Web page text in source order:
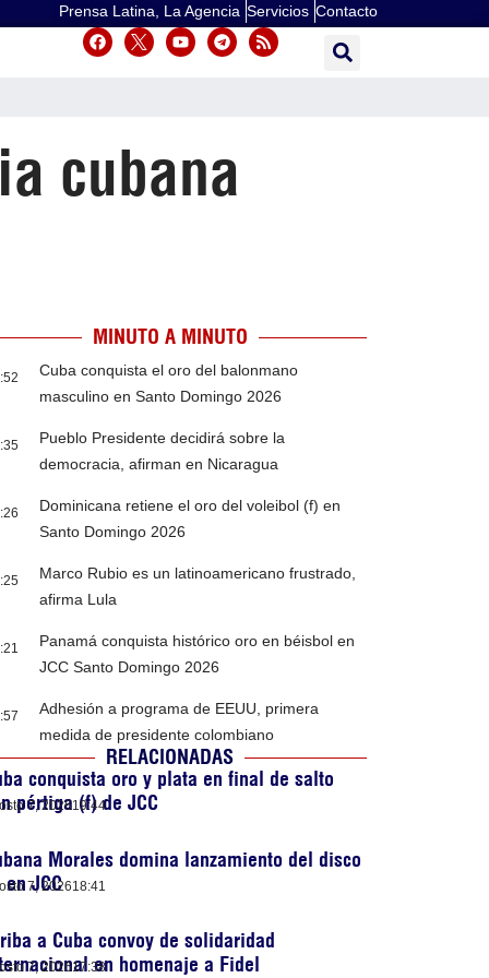
Prensa Latina, La Agencia Servicios Contacto
cubana
MINUTO A MINUTO
Cuba conquista el oro del balonmano
masculino en Santo Domingo 2026
Pueblo Presidente decidirá sobre la
democracia, afirman en Nicaragua
Dominicana retiene el oro del voleibol (f) en
Santo Domingo 2026
Marco Rubio es un latinoamericano frustrado,
afirma Lula
Panamá conquista histórico oro en béisbol en
JCC Santo Domingo 2026
Adhesión a programa de EEUU, primera
medida de presidente colombiano
RELACIONADAS
conquista oro y plata en final de salto
pértiga (f) de JCC
7, 202619:44
Morales domina lanzamiento del disco
en JCC
7, 202618:41
a Cuba convoy de solidaridad
en homenaje a Fidel
7, 202617:38